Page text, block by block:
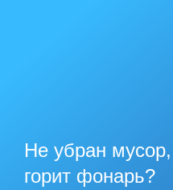
Не убран
горит фонарь?